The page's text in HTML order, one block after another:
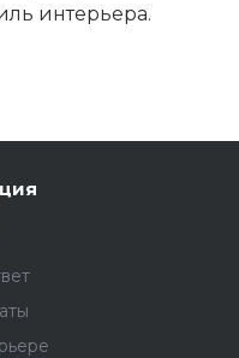
интерьера.
Fargo Stone от
важная часть
испортить
дешёвый